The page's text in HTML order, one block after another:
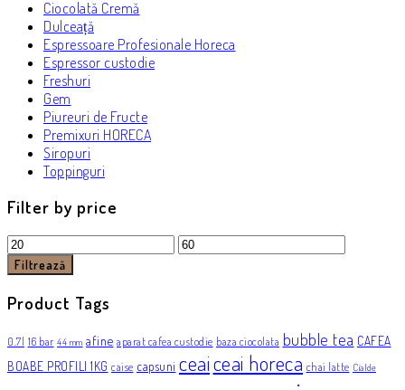
Ciocolată Cremă
Dulceață
Espressoare Profesionale Horeca
Espressor custodie
Freshuri
Gem
Piureuri de Fructe
Premixuri HORECA
Siropuri
Toppinguri
Filter by price
Preț
minim
Preț
Filtrează
Product Tags
0.7l 16 bar 44 mm afine aparat cafea custodie baza ciocolata bubble tea CAFEA
BOABE PROFILI 1KG caise capsuni ceaiceai horeca chai latte Cialde